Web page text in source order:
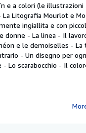
e a colori (le
La Litografia Mourlot e
ingiallita e con
donne - La linea - Il
e le demoiselles -
- Un disegno per
Lo scarabocchio - Il